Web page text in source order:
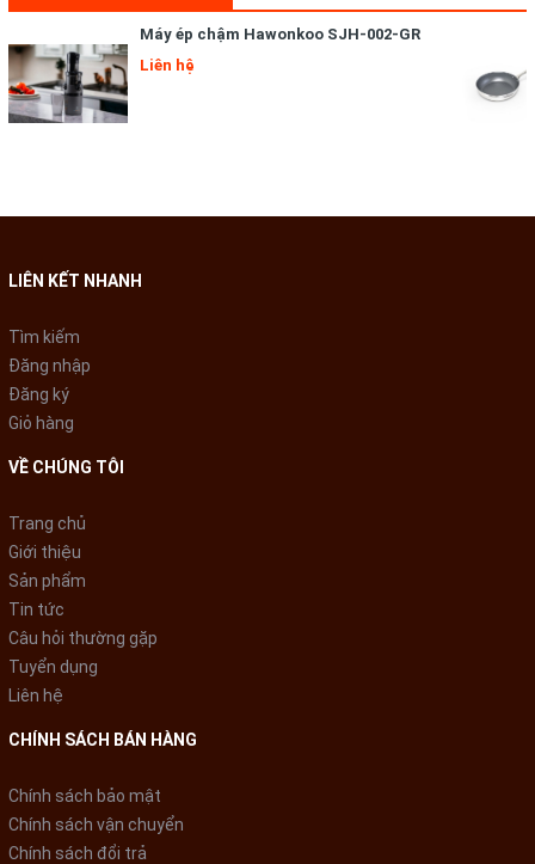
sinh
Nồi cơm nắp gài có xửng hấp bằng nhựa tốt, hấp các loại thức
Máy ép chậm Hawonkoo SJH-002-GR
Liên hệ
LIÊN KẾT NHANH
Tìm kiếm
Đăng nhập
Đăng ký
Giỏ hàng
VỀ CHÚNG TÔI
Trang chủ
Giới thiệu
Sản phẩm
Tin tức
Câu hỏi thường gặp
Tuyển dụng
Liên hệ
CHÍNH SÁCH BÁN HÀNG
Chính sách bảo mật
Chính sách vận chuyển
Chính sách đổi trả